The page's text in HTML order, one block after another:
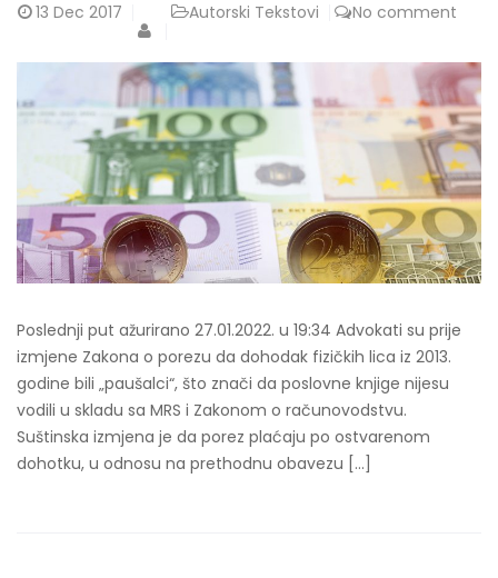
13 Dec 2017 Autorski Tekstovi No comment
Poslednji put ažurirano 27.01.2022. u 19:34 Advokati su prije
izmjene Zakona o porezu da dohodak fizičkih lica iz 2013.
godine bili „paušalci“, što znači da poslovne knjige nijesu
vodili u skladu sa MRS i Zakonom o računovodstvu.
Suštinska izmjena je da porez plaćaju po ostvarenom
dohotku, u odnosu na prethodnu obavezu […]